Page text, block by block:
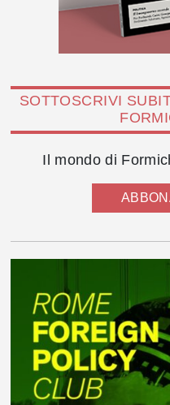
SOTTOSCRIVI
Il mondo di